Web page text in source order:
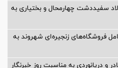
سفیددشت چهارمحال و بختیاری به
فروشگاه‌های زنجیره‌ای شهروند به
و دریانوردی به مناسبت روز خبرنگار